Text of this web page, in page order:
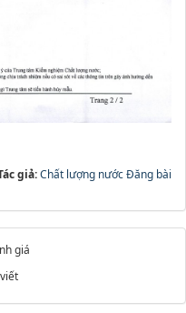
giả:Chất lượng nước Đăng bài
giá